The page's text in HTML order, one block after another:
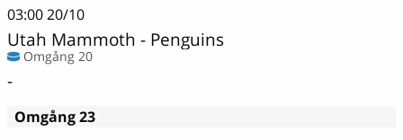
03:0020/10
Utah Mammoth - Penguins
Omgång 20
-
Omgång 23